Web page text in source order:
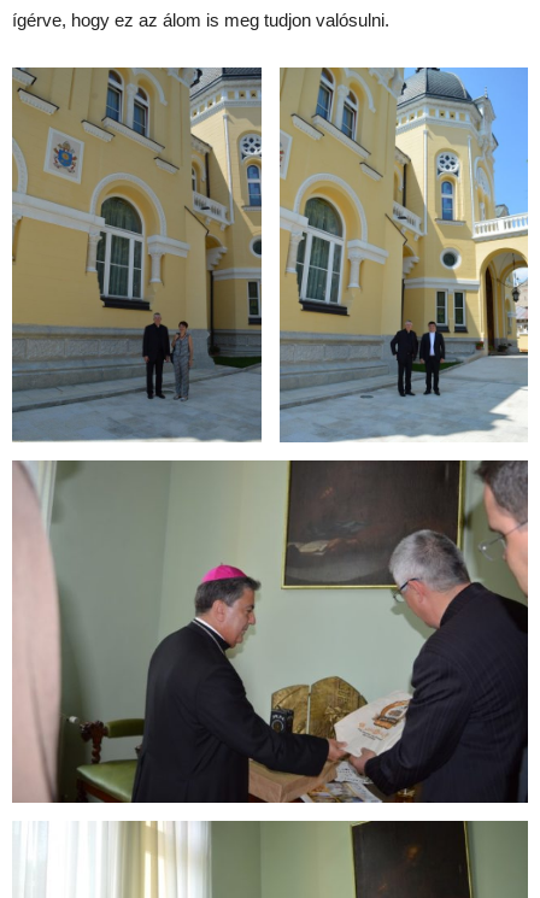
ígérve, hogy ez az álom is meg tudjon valósulni.